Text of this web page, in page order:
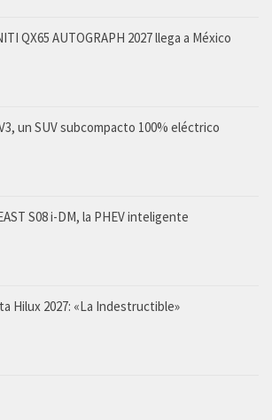
QX65 AUTOGRAPH 2027 llega a México
un SUV subcompacto 100% eléctrico
S08 i-DM, la PHEV inteligente
Hilux 2027: «La Indestructible»